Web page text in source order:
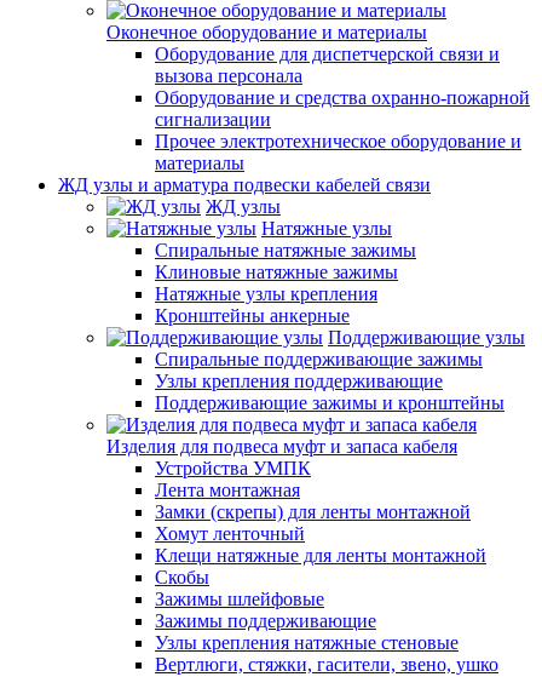
Оконечное оборудование и материалы
Оборудование для диспетчерской связи и
вызова персонала
Оборудование и средства охранно-пожарной
сигнализации
Прочее электротехническое оборудование и
материалы
ЖД узлы и арматура подвески кабелей связи
ЖД узлы
Натяжные узлы
Спиральные натяжные зажимы
Клиновые натяжные зажимы
Натяжные узлы крепления
Кронштейны анкерные
Поддерживающие узлы
Спиральные поддерживающие зажимы
Узлы крепления поддерживающие
Поддерживающие зажимы и кронштейны
Изделия для подвеса муфт и запаса кабеля
Устройства УМПК
Лента монтажная
Замки (скрепы) для ленты монтажной
Хомут ленточный
Клещи натяжные для ленты монтажной
Скобы
Зажимы шлейфовые
Зажимы поддерживающие
Узлы крепления натяжные стеновые
Вертлюги, стяжки, гасители, звено, ушко